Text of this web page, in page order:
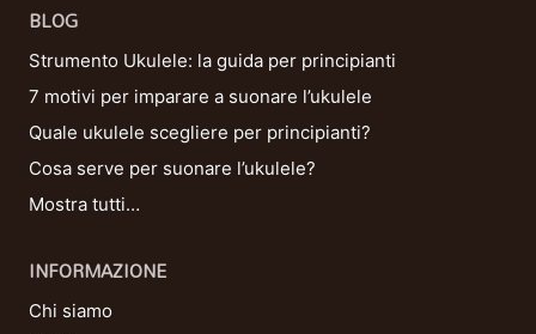
BLOG
Strumento Ukulele: la guida per principianti
7 motivi per imparare a suonare l’ukulele
Quale ukulele scegliere per principianti?
Cosa serve per suonare l’ukulele?
Mostra tutti…
INFORMAZIONE
Chi siamo